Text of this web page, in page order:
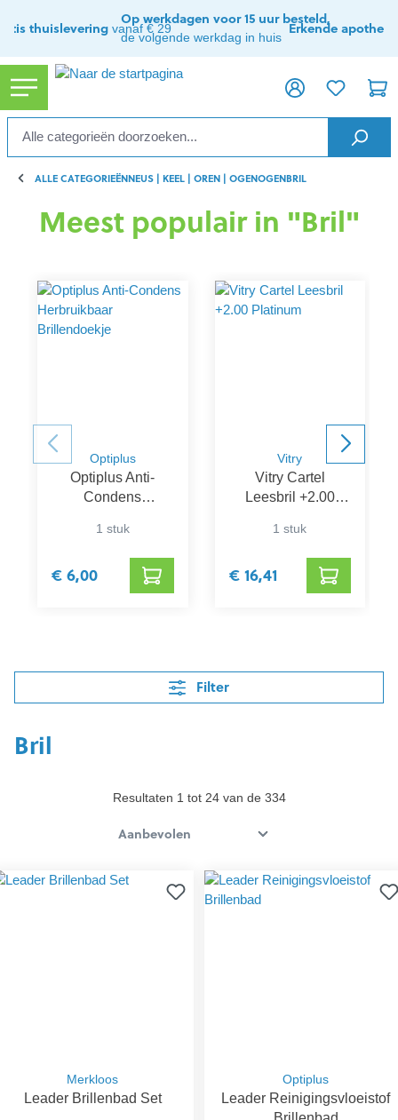
thuislevering vanaf € 29
Op werkdagen voor 15 uur besteld,
de volgende werkdag in huis
Erkende apotheek
ALLE CATEGORIEËNNEUS | KEEL | OREN | OGENOGENBRIL
Meest populair in "Bril"
Optiplus
Optiplus Anti-
Condens
Brillendoekje
1 stuk
€ 6,00
Vitry
Vitry Cartel
Leesbril +2.00
1 stuk
€ 16,41
Filter
Bril
Resultaten 1 tot 24 van de 334
Merkloos
Leader Brillenbad Set
Optiplus
Leader Reinigingsvloeistof